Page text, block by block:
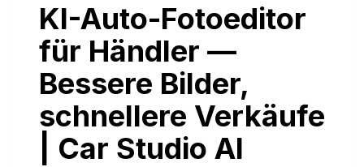
KI-Auto-Fotoeditor
für Händler —
Bessere Bilder,
schnellere Verkäufe
| Car Studio AI